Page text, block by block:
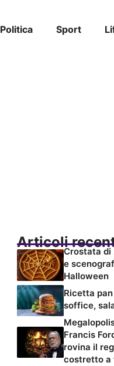
Politica Sport
Articoli
Crostata
e
Halloween
Ricetta
soffice,
Francis
rovina il
costretto a